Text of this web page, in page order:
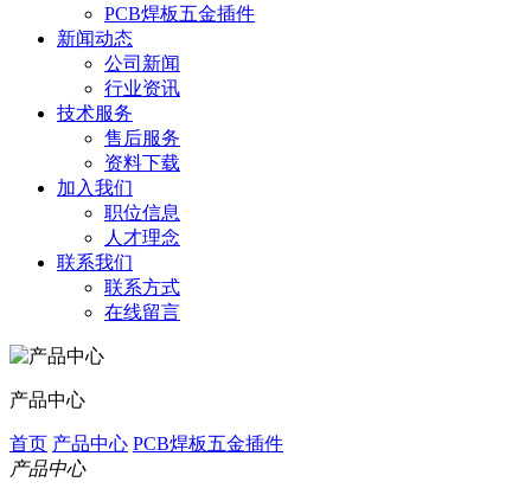
PCB焊板五金插件
新闻动态
公司新闻
行业资讯
技术服务
售后服务
资料下载
加入我们
职位信息
人才理念
联系我们
联系方式
在线留言
产品中心
首页 产品中心 PCB焊板五金插件
产品中心